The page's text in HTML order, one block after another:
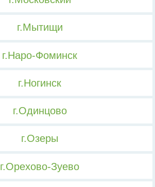
г.Мытищи
г.Наро-Фоминск
г.Ногинск
г.Одинцово
г.Озеры
г.Орехово-Зуево